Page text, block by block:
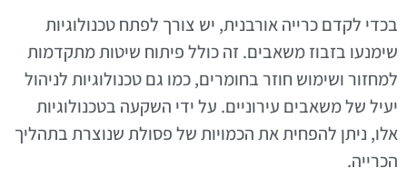
בכדי לקדם כרייה אורבנית, יש צורך לפתח טכנולוגיות
שימנעו בזבוז משאבים. זה כולל פיתוח שיטות מתקדמות
למחזור ושימוש חוזר בחומרים, כמו גם טכנולוגיות לניהול
יעיל של משאבים עירוניים. על ידי השקעה בטכנולוגיות
אלו, ניתן להפחית את הכמויות של פסולת שנוצרת בתהליך
הכרייה.